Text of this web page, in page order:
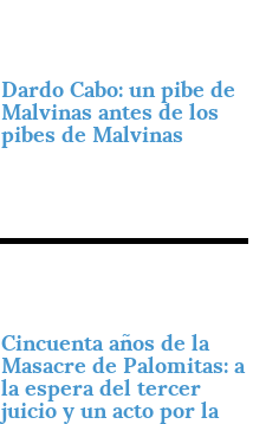
Dardo Cabo: un pibe de
Malvinas antes de los
pibes de Malvinas
Cincuenta años de la
Masacre de Palomitas: a
la espera del tercer
juicio y un acto por la